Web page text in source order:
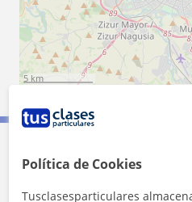
5 km
3 mi
Contacta con Harri
Política de Cookies
Tusclasesparticulares